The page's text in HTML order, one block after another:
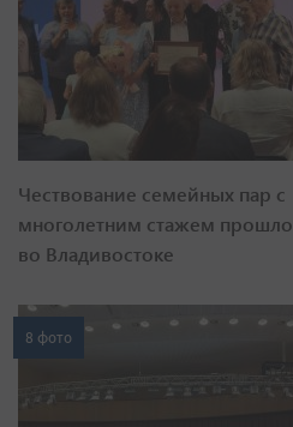
Чествование семейных пар с
многолетним стажем прошло
во Владивостоке
8 фото